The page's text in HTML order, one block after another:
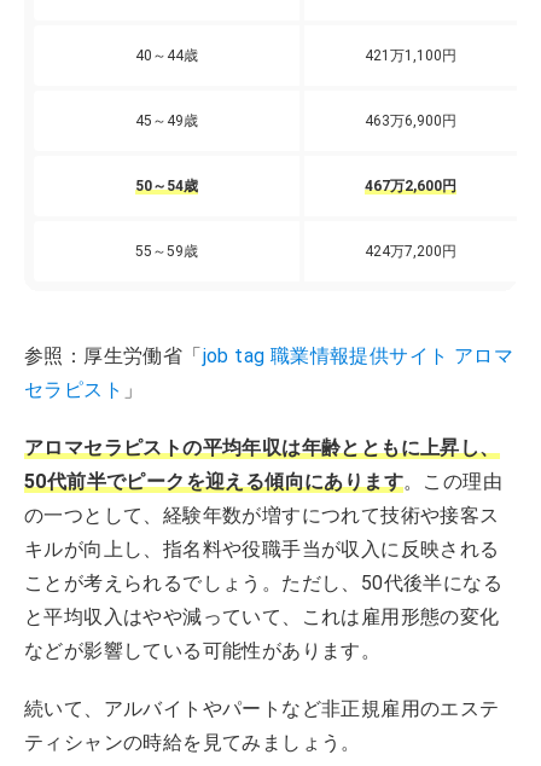
40～44歳 421万1,100円
45～49歳 463万6,900円
50～54歳 467万2,600円
55～59歳 424万7,200円
参照：厚生労働省「job tag 職業情報提供サイト アロマ
セラピスト 」
アロマセラピストの平均年収は年齢とともに上昇し、
50代前半でピークを迎える傾向にあります。この理由
の一つとして、経験年数が増すにつれて技術や接客ス
キルが向上し、指名料や役職手当が収入に反映される
ことが考えられるでしょう。ただし、50代後半になる
と平均収入はやや減っていて、これは雇用形態の変化
などが影響している可能性があります。
続いて、アルバイトやパートなど非正規雇用のエステ
ティシャンの時給を見てみましょう。